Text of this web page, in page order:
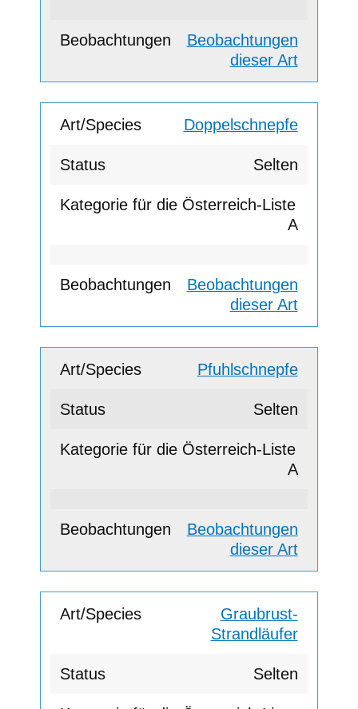
Beobachtungen
dieser Art
Doppelschnepfe
Selten
A
Beobachtungen
dieser Art
Pfuhlschnepfe
Selten
A
Beobachtungen
dieser Art
Graubrust-
Strandläufer
Selten